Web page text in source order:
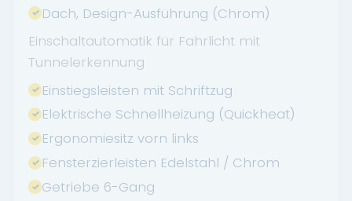
Dach, Design-Ausführung (Chrom)
Einschaltautomatik für Fahrlicht mit
Tunnelerkennung
Einstiegsleisten mit Schriftzug
Elektrische Schnellheizung (Quickheat)
Ergonomiesitz vorn links
Fensterzierleisten Edelstahl / Chrom
Getriebe 6-Gang